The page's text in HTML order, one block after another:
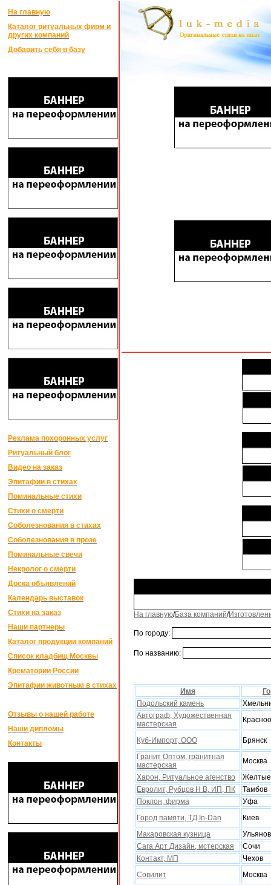
На главную
Каталог ритуальных фирм и
других компаний
Добавить себя в базу
Реклама похоронных услуг
Ритуальный блог
Видео на заказ
Эпитафии в стихах
Поминальные стихи
Стихи о смерти
Соболезнования в стихах
Соболезнования в прозе
Поминальные свечи
Некролог о смерти
Доска объявлений
Календарь выставок
Стихи на заказ
Наши партнеры
Каталог продукции компаний
Список кладбищ Москвы
Крематории России
Эпитафии животным в стихах
Отзывы о нашей работе
Наши дипломы
Контакты
На главную/База компаний/
По городу:
По названию:
Имя
Подольский камень
Автограф, Xудожественная
мастерская
Куб-Импорт, ООО
Брянск
Гранит Оптом, гранитная
мастерская
Москва
Xарон, Ритуальное агенство
Евролит, Рубцов Н В, ИП, ПК
Тамбов
Поклон, фирма
Уфа
Город памяти, ТД In-Dan
Киев
Макаровская кузница
Сага Арт Дизайн, мстерская
Сочи
Контакт, МП
Чехов
Совилит
Москва